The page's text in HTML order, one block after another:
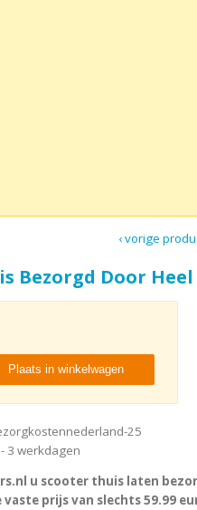
‹ vorige
Bezorgd Door
Plaats in winkelwagen
25
3 werkdagen
u scooter thuis laten
prijs van slechts 59.99